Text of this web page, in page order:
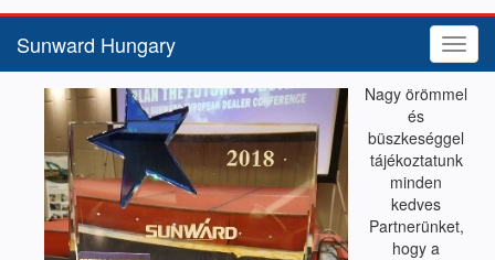
Menü
Sunward Hungary
Nagy örömmel
és
büszkeséggel
tájékoztatunk
minden
kedves
Partnerünket,
hogy a